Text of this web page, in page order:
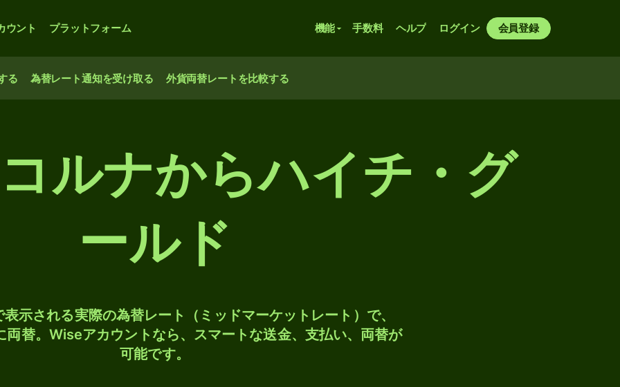
ウント プラットフォーム 機能 手数料 ヘルプ ログイン 会員登録
る 為替レート通知を受け取る 外貨両替レートを比較する
ルナからハイチ・グ
ールド
示される実際の為替レート（ミッドマーケットレート）で、
両替。Wiseアカウントなら、スマートな送金、支払い、両替が
可能です。